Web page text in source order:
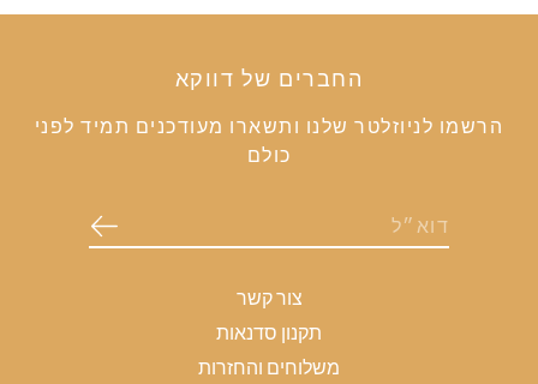
החברים של דווקא
הרשמו לניוזלטר שלנו ותשארו מעודכנים תמיד לפני
כולם
צור קשר
תקנון סדנאות
משלוחים והחזרות